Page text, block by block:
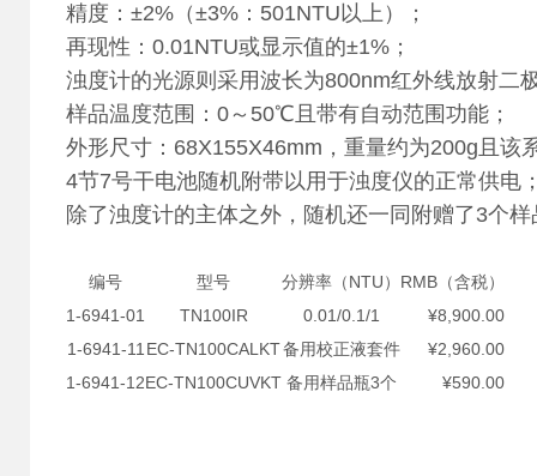
精度：±2%（±3%：501NTU以上）；
再现性：0.01NTU或显示值的±1%；
浊度计的光源则采用波长为800nm红外线放射二
样品温度范围：0～50℃且带有自动范围功能；
外形尺寸：68X155X46mm，重量约为200g且该
4节7号干电池随机附带以用于浊度仪的正常供电
除了浊度计的主体之外，随机还一同附赠了3个
编号 型号 分辨率（NTU） RMB（含税）
1-6941-01
TN100IR 0.01/0.1/1
¥8,900.00
1-6941-11 EC-TN100CALKT备用校正液套件
¥2,960.00
1-6941-12EC-TN100CUVKT 备用样品瓶3个 ¥590.00